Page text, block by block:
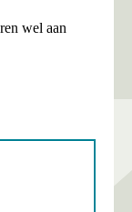
wel aan